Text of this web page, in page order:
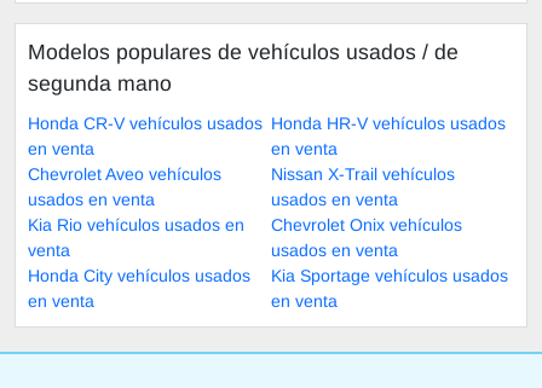
Modelos populares de vehículos usados ​​/ de
segunda mano
Honda CR-V vehículos usados
en venta
Honda HR-V vehículos usados
en venta
Chevrolet Aveo vehículos
usados en venta
Nissan X-Trail vehículos
usados en venta
Kia Rio vehículos usados en
venta
Chevrolet Onix vehículos
usados en venta
Honda City vehículos usados
en venta
Kia Sportage vehículos usados
en venta